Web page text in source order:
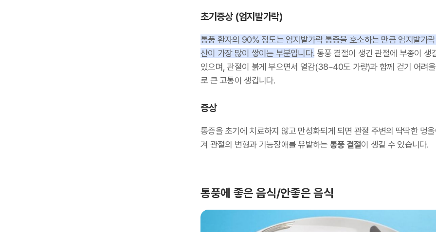
초기증상 (엄지발가락)
통풍 환자의 90% 정도는 엄지발가락 통증을 호소하는 만큼 엄지발가
산이 가장 많이 쌓이는 부분입니다. 통풍 결절이 생긴 관절에 부종이 생
있으며, 관절이 붉게 부으면서 열감(38~40도 가량)과 함께 걷기 어려
로 큰 고통이 생깁니다.
증상
통증을 초기에 치료하지 않고 만성화되게 되면 관절 주변의 딱딱한 멍
겨 관절의 변형과 기능장애를 유발하는 통풍 결절이 생길 수 있습니다.
통풍에 좋은 음식/안좋은 음식